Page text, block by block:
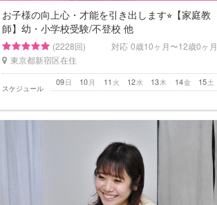
お子様の向上心・才能を引き出します⭐︎【家庭教
師】幼・小学校受験/不登校 他
(2228回) 対応 0歳10ヶ月〜12歳0ヶ月
東京都新宿区在住
スケジュール
日
09 月
10 火
11 水
12 木
13 金
14 土
15